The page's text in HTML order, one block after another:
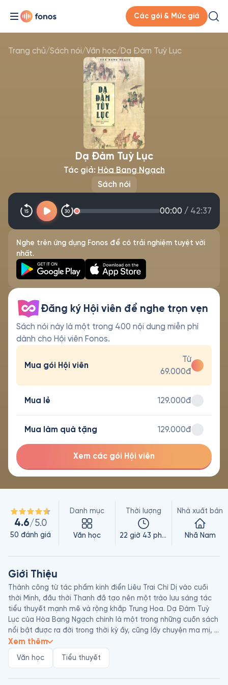
Các gói & Mức giá
Trang chủ/Sách nói/Văn học/Dạ Đàm Tuỳ Lục
Sách nói
Dạ Đàm Tuỳ Lục
Tác giả: Hòa Bang Ngạch
00:00 / 42:37
Nghe trên ứng dụng Fonos để có trải nghiệm tuyệt vời
nhất.
Đăng ký Hội viên để nghe trọn vẹn
Sách nói này là một trong 400 nội dung miễn phí
dành cho Hội viên Fonos.
Mua gói Hội viên
Từ
69.000đ
Mua lẻ 129.000đ
Mua làm quà tặng 129.000đ
Xem các gói Hội viên
4.6/5.0
50 đánh giá
Danh mục
Văn học
Thời lượng
22 giờ 43 phút
Nhà xuất bản
Nhã Nam
Giới Thiệu
Thành công từ tác phẩm kinh điển Liêu Trai Chí Dị vào cuối
thời Minh, đầu thời Thanh đã tạo nên một trào lưu sáng tác
tiểu thuyết mạnh mẽ và rộng khắp Trung Hoa. Dạ Đàm Tuỳ
Lục của Hòa Bang Ngạch chính là một trong những cuốn sách
nổi bật được ra đời trong thời kỳ ấy, cũng lấy chuyện ma mị,
quỷ quái để kể dòng thời sự nhân gian.
Dạ Đàm Tùy Lục được in lần đầu năm 1779. Trong lời tựa tự
viết cho tác phẩm, Hòa Bang Ngạch nói cuốn sách này là
Xem thêm
Văn học Tiểu thuyết